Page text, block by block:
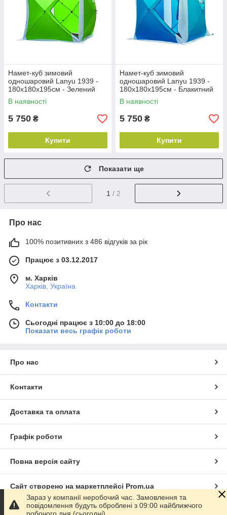
Намет-куб зимовий
одношаровий Lanyu 1939 -
180х180х195см - Зелений
В наявності
5 750 ₴
Купити
Намет-куб зимовий
одношаровий Lanyu 1939 -
180х180х195см - Блакитний
В наявності
5 750 ₴
Купити
Показати ще
1 / 2
Про нас
100% позитивних з 486 відгуків за рік
Працює з 03.12.2017
м. Харків
Харків, Україна
Контакти
Сьогодні працює з 10:00 до 18:00
Показати весь графік роботи
Про нас
Контакти
Доставка та оплата
Графік роботи
Повна версія сайту
Сайт створено на маркетплейсі Prom.ua
Політика конфіденційності
Зараз у компанії неробочий час. Замовлення та
повідомлення будуть оброблені з 09:00 найближчого